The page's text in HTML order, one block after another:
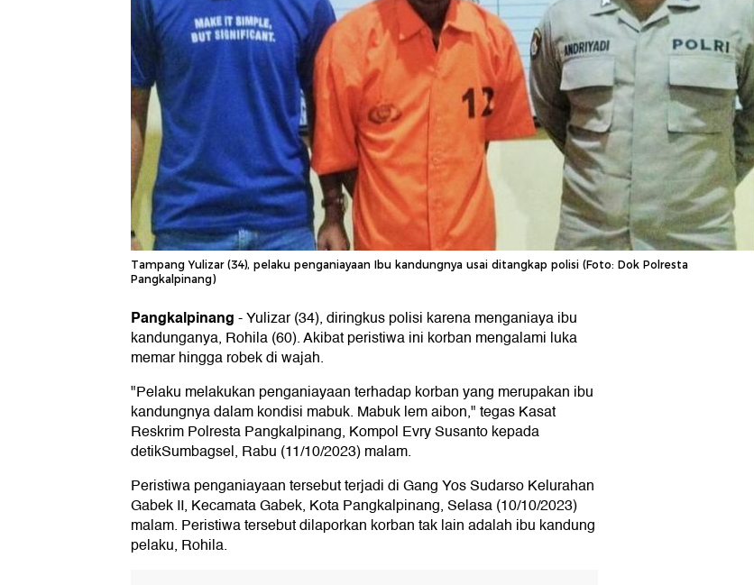
Tampang Yulizar (34), pelaku penganiayaan Ibu kandungnya usai ditangkap polisi (Foto: Dok Polresta
Pangkalpinang)
Pangkalpinang-Yulizar (34), diringkus polisi karena menganiaya ibu
kandunganya, Rohila (60). Akibat peristiwa ini korban mengalami luka
memar hingga robek di wajah.
"Pelaku melakukan penganiayaan terhadap korban yang merupakan ibu
kandungnya dalam kondisi mabuk. Mabuk lem aibon," tegas Kasat
Reskrim Polresta Pangkalpinang, Kompol Evry Susanto kepada
detikSumbagsel, Rabu (11/10/2023) malam.
Peristiwa penganiayaan tersebut terjadi di Gang Yos Sudarso Kelurahan
Gabek II, Kecamata Gabek, Kota Pangkalpinang, Selasa (10/10/2023)
malam. Peristiwa tersebut dilaporkan korban tak lain adalah ibu kandung
pelaku, Rohila.